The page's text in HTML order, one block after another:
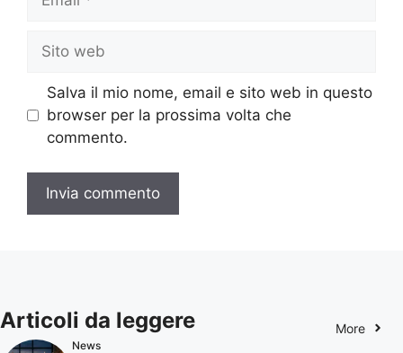
Sito
web
Salva il mio nome, email e sito web in questo
browser per la prossima volta che
commento.
Articoli da leggere More
News